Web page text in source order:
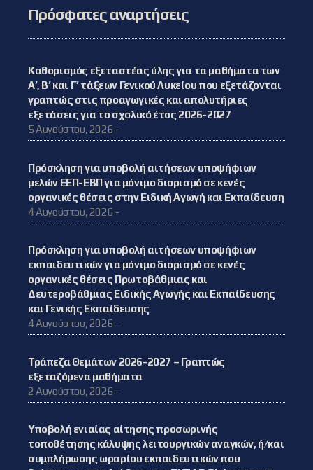
Πρόσφατες αναρτήσεις
Καθορισμός εξεταστέας ύλης για τα μαθήματα των
Α’, Β’ και Γ’ τάξεων Γενικού Λυκείου που εξετάζονται
γραπτώς στις προαγωγικές και απολυτήριες
εξετάσεις για το σχολικό έτος 2026-2027
5 Αυγούστου, 2026 -
Πρόσκληση για υποβολή αιτήσεων υποψήφιων
μελών ΕΕΠ-ΕΒΠ για μόνιμο διορισμό σε κενές
οργανικές θέσεις στην Ειδική Αγωγή και Εκπαίδευση
4 Αυγούστου, 2026 -
Πρόσκληση για υποβολή αιτήσεων υποψήφιων
εκπαιδευτικών για μόνιμο διορισμό σε κενές
οργανικές θέσεις Πρωτοβάθμιας και
Δευτεροβάθμιας Ειδικής Αγωγής και Εκπαίδευσης
και Γενικής Εκπαίδευσης
4 Αυγούστου, 2026 -
Τράπεζα Θεμάτων 2026-2027 – Γραπτώς
εξεταζόμενα μαθήματα
2 Αυγούστου, 2026 -
Υποβολή ενιαίας αίτησης προσωρινής
τοποθέτησης κάλυψης λειτουργικών αναγκών, ή/και
συμπλήρωσης ωραρίου εκπαιδευτικών που